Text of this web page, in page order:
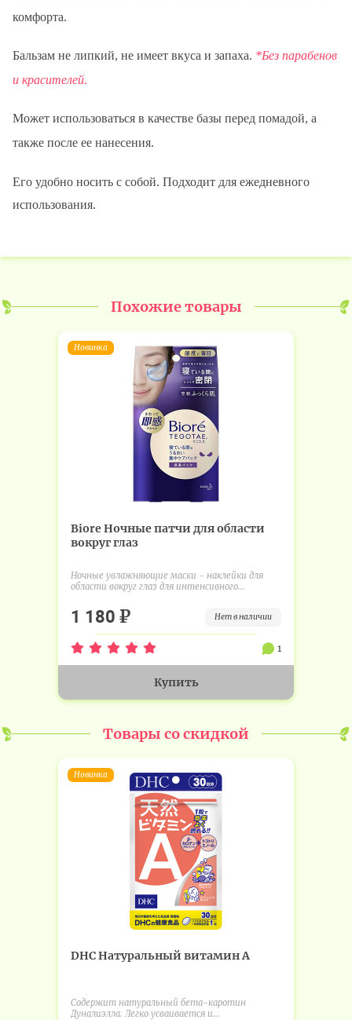
комфорта.
Бальзам не липкий, не имеет вкуса и запаха.
Без парабенов
и красителей.
Может использоваться в качестве базы перед помадой, а
также после ее нанесения.
Его удобно носить с собой. Подходит для ежедневного
использования.
Похожие товары
Новинка
Biore Ночные патчи для области
вокруг глаз
Ночные увлажняющие маски - наклейки для
области вокруг глаз для интенсивного...
1 180 ₽ нет в наличии
1
Купить
Товары со скидкой
Новинка
DHC Натуральный витамин А
Содержит натуральный бета-каротин
Дуналиэлла. Легко усваивается и...